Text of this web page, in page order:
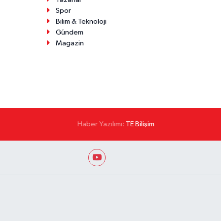
Yazarlar
Spor
Bilim & Teknoloji
Gündem